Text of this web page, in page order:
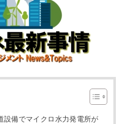
設備でマイクロ水力発電所が